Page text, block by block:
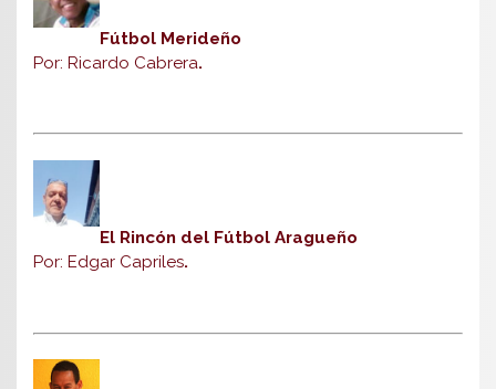
Fútbol Merideño
Por: Ricardo Cabrera.
El Rincón del Fútbol Aragueño
Por: Edgar Capriles.